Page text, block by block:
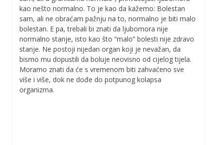
kao nešto normalno. To je kao da kažemo: Bolestan
sam, ali ne obraćam pažnju na to, normalno je biti malo
bolestan. E pa, trebali bi znati da ljubomora nije
normalno stanje, isto kao što “malo” bolesti nije zdravo
stanje. Ne postoji nijedan organ koji je nevažan, da
bismo mu dopustili da boluje neovisno od cijelog tijela.
Moramo znati da će s vremenom biti zahvaćeno sve
više i više, dok ne dođe do potpunog kolapsa
organizma.